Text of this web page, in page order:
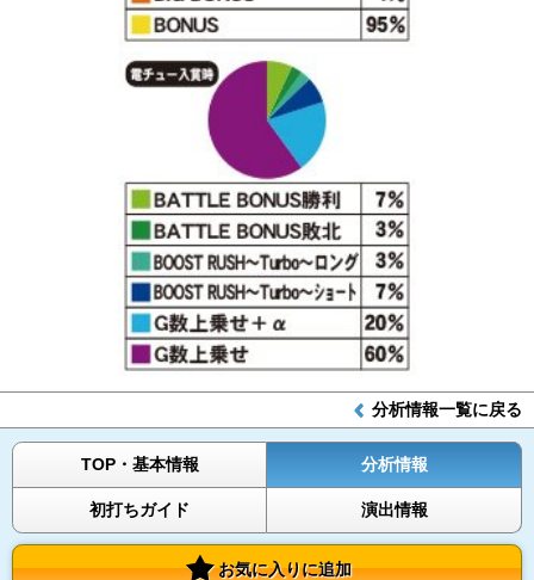
分析情報一覧に戻る
TOP・基本情報 分析情報
初打ちガイド 演出情報
お気に入りに追加